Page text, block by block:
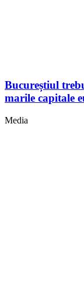
Bucureștiul
marile capitale
Media